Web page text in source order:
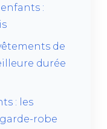
:
de
durée
: les
robe